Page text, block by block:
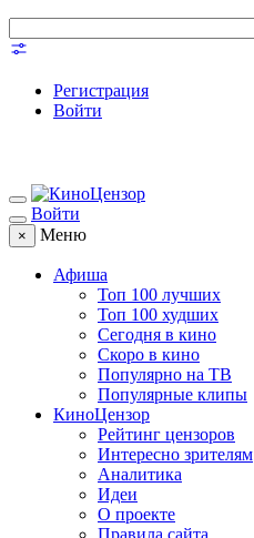
Регистрация
Войти
Войти
× Меню
Афиша
Топ 100 лучших
Топ 100 худших
Сегодня в кино
Скоро в кино
Популярно на ТВ
Популярные клипы
КиноЦензор
Рейтинг цензоров
Интересно зрителям
Аналитика
Идеи
О проекте
Правила сайта